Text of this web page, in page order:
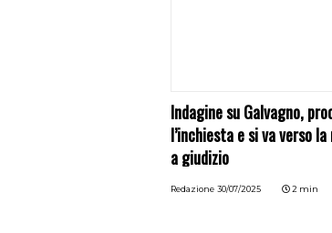
Indagine su Galvagno,
l’inchiesta e si va verso
a giudizio
Redazione 30/07/2025 2 min